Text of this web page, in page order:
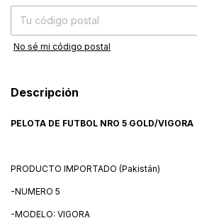
No sé mi código postal
Descripción
PELOTA DE FUTBOL NRO 5 GOLD/VIGORA
PRODUCTO IMPORTADO (Pakistán)
-NUMERO 5
-MODELO: VIGORA